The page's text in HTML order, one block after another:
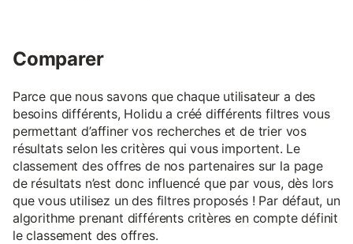
Comparer
Parce que nous savons que chaque utilisateur a des
besoins différents, Holidu a créé différents filtres vous
permettant d’affiner vos recherches et de trier vos
résultats selon les critères qui vous importent. Le
classement des offres de nos partenaires sur la page
de résultats n’est donc influencé que par vous, dès lors
que vous utilisez un des filtres proposés ! Par défaut, un
algorithme prenant différents critères en compte définit
le classement des offres.